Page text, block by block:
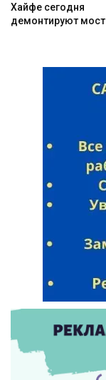
Хайфе сегодня
демонтируют мост